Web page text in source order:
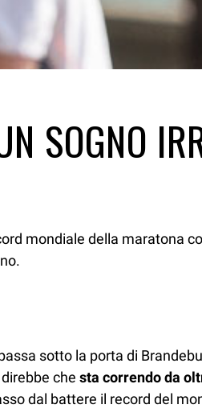
SOGNO
mondiale della maratona
sotto la porta di
che sta correndo da
dal battere il record del